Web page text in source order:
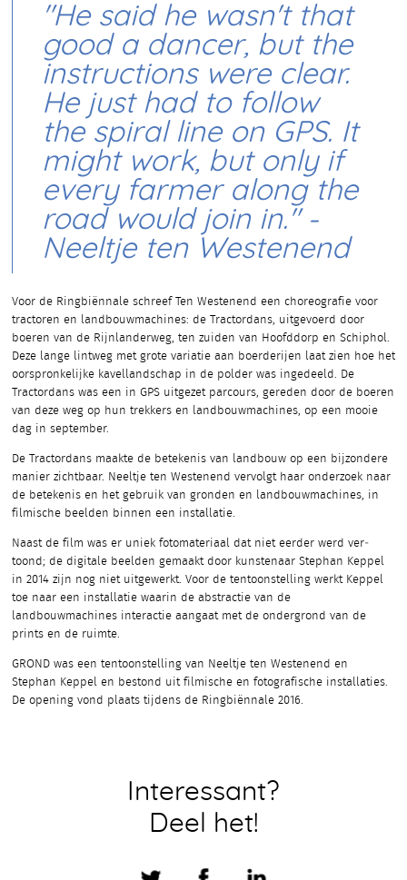
"He said he wasn't that
good a dancer, but the
instructions were clear.
He just had to follow
the spiral line on GPS. It
might work, but only if
every farmer along the
road would join in." -
Neeltje ten Westenend
Voor de Ringbiënnale schreef Ten Westenend een choreografie voor
tractoren en landbouwmachi­nes: de Tractordans, uitgevoerd door
boeren van de Rijnlan­derweg, ten zuiden van Hoofddorp en Schiphol.
Deze lange lintweg met grote variatie aan boerderijen laat zien hoe het
oorspronkelijke kavellandschap in de polder was ingedeeld. De
Tractordans was een in GPS uitgezet parcours, gereden door de boeren
van deze weg op hun trekkers en landbouwmachi­nes, op een mooie
dag in september.
De Tractordans maakte de betekenis van landbouw op een bijzondere
manier zichtbaar. Neeltje ten Westenend vervolgt haar onderzoek naar
de betekenis en het gebruik van gronden en landbouwmachines, in
filmische beelden binnen een installatie.
Naast de film was er uniek fotomateriaal dat niet eerder werd ver­
toond; de digitale beelden gemaakt door kunstenaar Stephan Keppel
in 2014 zijn nog niet uitgewerkt. Voor de tentoonstelling werkt Keppel
toe naar een installatie waarin de abstractie van de
landbouwmachines interactie aangaat met de ondergrond van de
prints en de ruimte.
GROND was een tentoonstelling van Neeltje ten Westenend en
Stephan Keppel en bestond uit filmische en fotografische installaties.
De opening vond plaats tijdens de Ringbiënnale 2016.
Interessant?
Deel het!